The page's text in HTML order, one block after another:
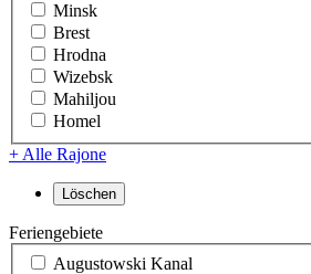
Minsk
Brest
Hrodna
Wizebsk
Mahiljou
Homel
+ Alle Rajone
Feriengebiete
Augustowski Kanal